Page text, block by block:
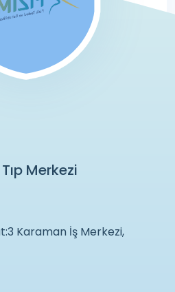
Merkezi
Karaman İş Merkezi,